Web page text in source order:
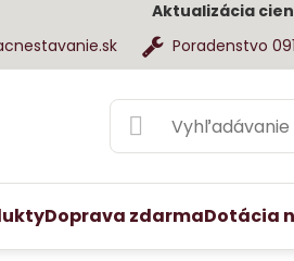
Aktualizácia
Poradenstvo
Doprava zdarmaDotácia